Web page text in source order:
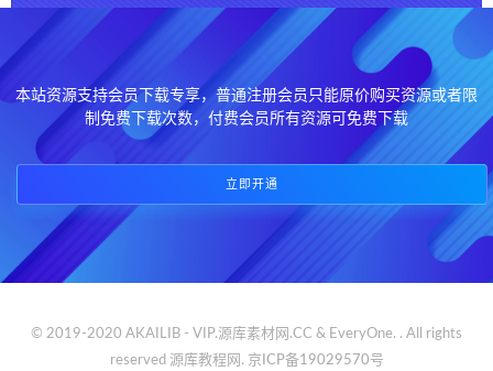
本站资源支持会员下载专享，普通注册会员只能原价购买资源或者限
制免费下载次数，付费会员所有资源可免费下载
立即开通
© 2019-2020 AKAILIB - VIP.源库素材网.CC & EveryOne. . All rights
reserved 源库教程网. 京ICP备19029570号